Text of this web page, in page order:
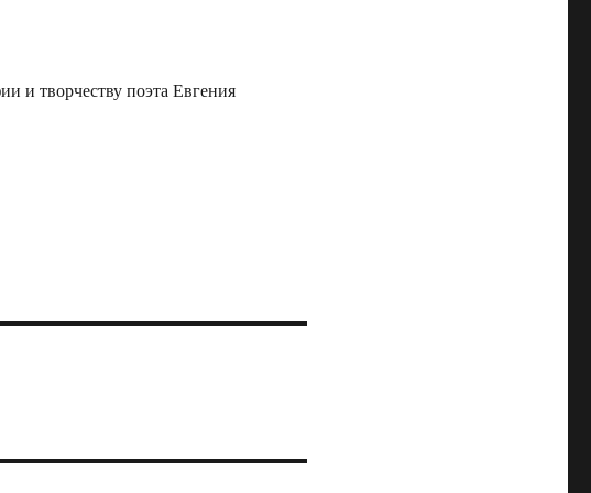
и творчеству поэта Евгения